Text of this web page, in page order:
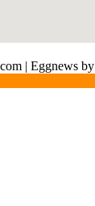
| Eggnews by